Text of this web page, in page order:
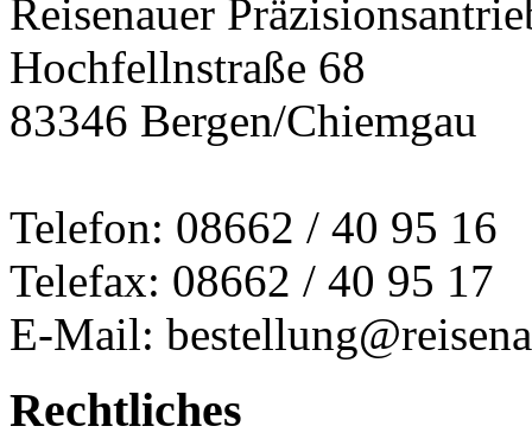
Reisenauer
Hochfellnstraße 68
83346 Bergen/Chiemgau
Telefon: 08662 / 40 95 16
Telefax: 08662 / 40 95 17
E-Mail:
Rechtliches